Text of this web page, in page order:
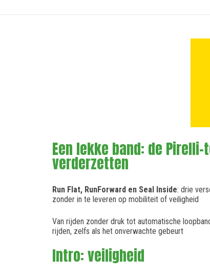
Een lekke band: de
verderzetten
Run Flat, RunForward en Seal Inside: drie
zonder in te leveren op mobiliteit of veiligheid
Van rijden zonder druk tot automatische
rijden, zelfs als het onverwachte gebeurt
Intro: veiligheid